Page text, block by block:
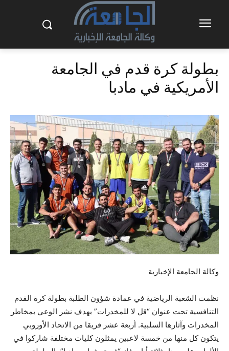
بطولة كرة قدم في الجامعة
الأمريكية في مادبا
وكالة الجامعة الإخبارية
نظمت الشعبة الرياضية في عمادة شؤون الطلبة بطولة كرة القدم
التنافسية تحت عنوان “قل لا للمخدرات” بهدف نشر الوعي بمخاطر
المخدرات وآثارها السلبية. أربعة عشر فريقا من الاتحاد الأوروبي
يتكون كل منها من خمسة لاعبين يمثلون كليات مختلفة شاركوا في